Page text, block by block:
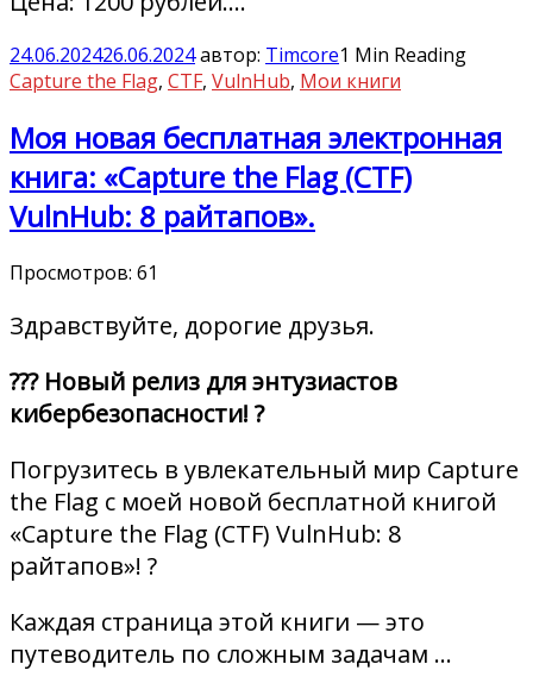
24.06.202426.06.2024автор: Timcore1 Min Reading
Capture the Flag, CTF, VulnHub, Мои книги
Моя новая бесплатная электронная
книга: «Capture the Flag (CTF)
VulnHub: 8 райтапов».
Просмотров: 61
Здравствуйте, дорогие друзья.
??‍? Новый релиз для энтузиастов
кибербезопасности! ?
Погрузитесь в увлекательный мир Capture
the Flag с моей новой бесплатной книгой
«Capture the Flag (CTF) VulnHub: 8
райтапов»! ?
Каждая страница этой книги — это
путеводитель по сложным задачам …